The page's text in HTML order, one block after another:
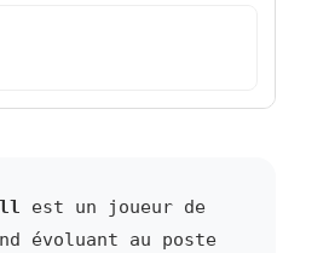
est un joueur de
évoluant au poste